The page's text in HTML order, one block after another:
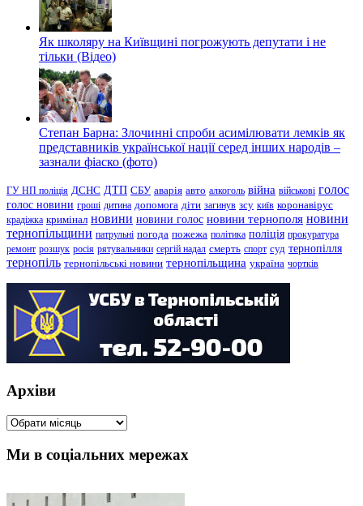
Як школяру на Київщині погрожують депутати і не
тільки (Відео)
Степан Барна: Злочинні спроби асимілювати лемків як
представників української нації серед інших народів –
зазнали фіаско (фото)
ГУ НП поліція ДСНС ДТП СБУ аварія авто алкоголь війна військові голос
голос новини гроші дитина допомога діти загинув зсу київ коронавірус
крадіжка кримінал новини новини голос новини тернополя новини
тернопільщини патрульні погода пожежа політика поліція прокуратура
ремонт розшук росія рятувальники сергій надал смерть спорт суд тернопілля
тернопіль тернопільські новини тернопільщина україна чортків
Архіви
Архіви
Ми в соціальних мережах